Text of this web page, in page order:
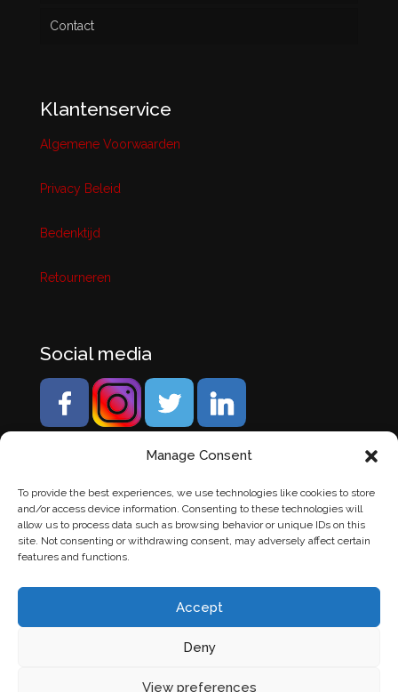
Manage Consent
To provide the best experiences, we use technologies like cookies to store
and/or access device information. Consenting to these technologies will
allow us to process data such as browsing behavior or unique IDs on this
site. Not consenting or withdrawing consent, may adversely affect certain
features and functions.
Accept
Deny
View preferences
Contact
Klantenservice
Algemene Voorwaarden
Privacy Beleid
Bedenktijd
Retourneren
Social media
laten makendoor Chuck's